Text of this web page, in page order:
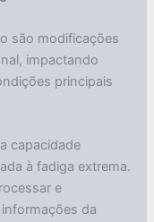
são modificações
impactando
principais
capacidade
à fadiga extrema.
e
da